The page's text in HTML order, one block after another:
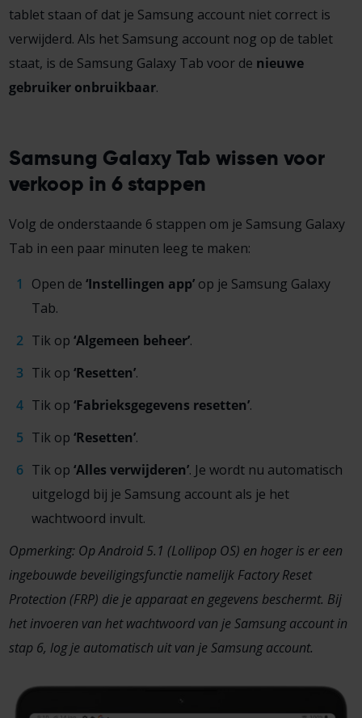
tablet staan of dat je Samsung accountniet correct is
verwijderd. Als het Samsung accountnog op de tablet
staat, is de Samsung Galaxy Tab voor de nieuwe
gebruiker onbruikbaar.
Samsung Galaxy Tab wissen voor
verkoop in 6 stappen
Volg de onderstaande 6 stappen om je Samsung Galaxy
Tab in een paar minuten leeg te maken:
Open de ‘Instellingen app’op je Samsung Galaxy
Tab.
Tik op ‘Algemeen beheer’.
Tik op ‘Resetten’.
Tik op ‘Fabrieksgegevens resetten’.
Tik op ‘Resetten’.
Tik op ‘Alles verwijderen’. Je wordt nu automatisch
uitgelogd bij je Samsung account als je het
wachtwoord invult.
Opmerking: Op Android 5.1 (Lollipop OS) en hoger is er een
ingebouwde beveiligingsfunctie namelijk Factory Reset
Protection (FRP) die je apparaat en gegevens beschermt. Bij
het invoeren van het wachtwoord van je Samsung account in
stap 6, log je automatisch uit van je Samsung account.